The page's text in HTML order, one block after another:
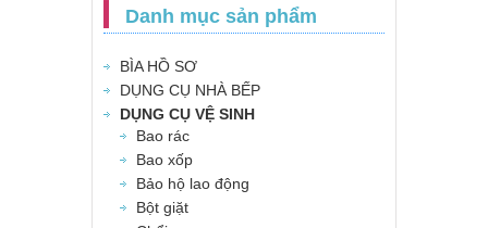
Danh mục sản phẩm
BÌA HỒ SƠ
DỤNG CỤ NHÀ BẾP
DỤNG CỤ VỆ SINH
Bao rác
Bao xốp
Bảo hộ lao động
Bột giặt